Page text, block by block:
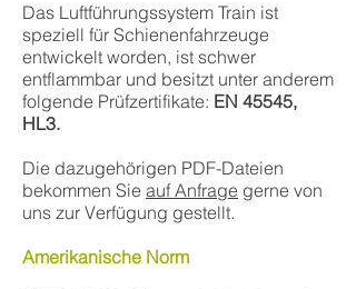
Das Luftführungssystem Train ist
speziell für Schienenfahrzeuge
entwickelt worden, ist schwer
entflammbar und besitzt unter anderem
folgende Prüfzertifikate: EN 45545,
HL3.
Die dazugehörigen PDF-Dateien
bekommen Sie auf Anfrage gerne von
uns zur Verfügung gestellt.
Amerikanische Norm